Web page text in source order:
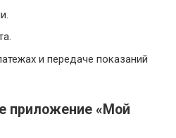
и передаче показаний
приложение «Мой